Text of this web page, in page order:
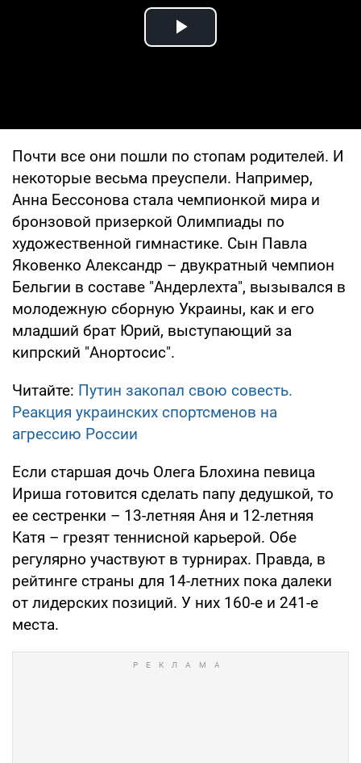
Play Video
Почти все они пошли по стопам родителей. И
некоторые весьма преуспели. Например,
Анна Бессонова стала чемпионкой мира и
бронзовой призеркой Олимпиады по
художественной гимнастике. Сын Павла
Яковенко Александр – двукратный чемпион
Бельгии в составе "Андерлехта", вызывался в
молодежную сборную Украины, как и его
младший брат Юрий, выступающий за
кипрский "Анортосис".
Читайте: Путин закопал свою совесть.
Реакция украинских спортсменов на
агрессию России
Если старшая дочь Олега Блохина певица
Ириша готовится сделать папу дедушкой, то
ее сестренки – 13-летняя Аня и 12-летняя
Катя – грезят теннисной карьерой. Обе
регулярно участвуют в турнирах. Правда, в
рейтинге страны для 14-летних пока далеки
от лидерских позиций. У них 160-е и 241-е
места.